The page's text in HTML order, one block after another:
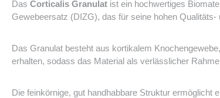
Das Corticalis Granulat ist ein hochwertiges
Gewebeersatz (DIZG), das für seine hohen
Das Granulat besteht aus kortikalem
erhalten, sodass das Material als verlässlicher
Die feinkörnige, gut handhabbare Struktur ermöglicht